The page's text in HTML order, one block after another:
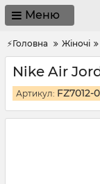
Меню
⚡Головна Жіночі
Nike Air
Артикул: FZ7012-